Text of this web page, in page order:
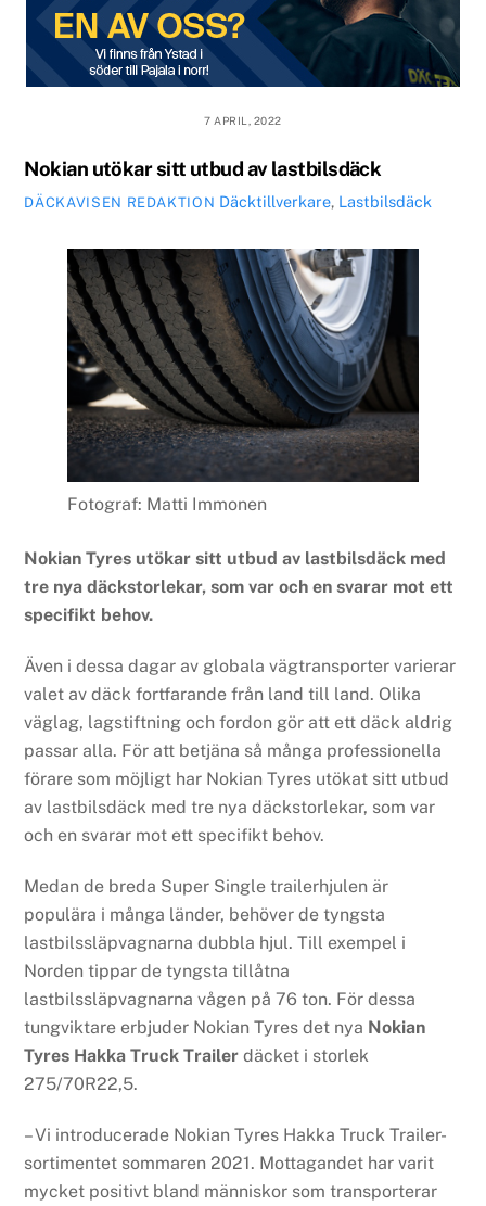
7 APRIL, 2022
Nokian utökar sitt utbud av lastbilsdäck
DÄCKAVISEN REDAKTION Däcktillverkare, Lastbilsdäck
Fotograf: Matti Immonen
Nokian Tyres utökar sitt utbud av lastbilsdäck med
tre nya däckstorlekar, som var och en svarar mot ett
specifikt behov.
Även i dessa dagar av globala vägtransporter varierar
valet av däck fortfarande från land till land. Olika
väglag, lagstiftning och fordon gör att ett däck aldrig
passar alla. För att betjäna så många professionella
förare som möjligt har Nokian Tyres utökat sitt utbud
av lastbilsdäck med tre nya däckstorlekar, som var
och en svarar mot ett specifikt behov.
Medan de breda Super Single trailerhjulen är
populära i många länder, behöver de tyngsta
lastbilssläpvagnarna dubbla hjul. Till exempel i
Norden tippar de tyngsta tillåtna
lastbilssläpvagnarna vågen på 76 ton. För dessa
tungviktare erbjuder Nokian Tyres det nya Nokian
Tyres Hakka Truck Trailerdäcket i storlek
275/70R22,5.
– Vi introducerade Nokian Tyres Hakka Truck Trailer-
sortimentet sommaren 2021. Mottagandet har varit
mycket positivt bland människor som transporterar